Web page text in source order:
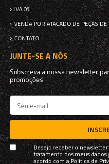
IVA 0%
VENDA POR ATACADO DE PEÇAS
CONTATO
JUNTE-SE A NÓS
Subscreva a nossa newsletter
promoções
Desejo receber o
tratamento dos meus dados
acordo com aPolítica de